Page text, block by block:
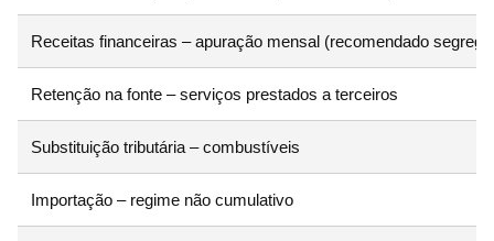
Receitas financeiras – apuração mensal (recomendado
Retenção na fonte – serviços prestados a terceiros
Substituição tributária – combustíveis
Importação – regime não cumulativo